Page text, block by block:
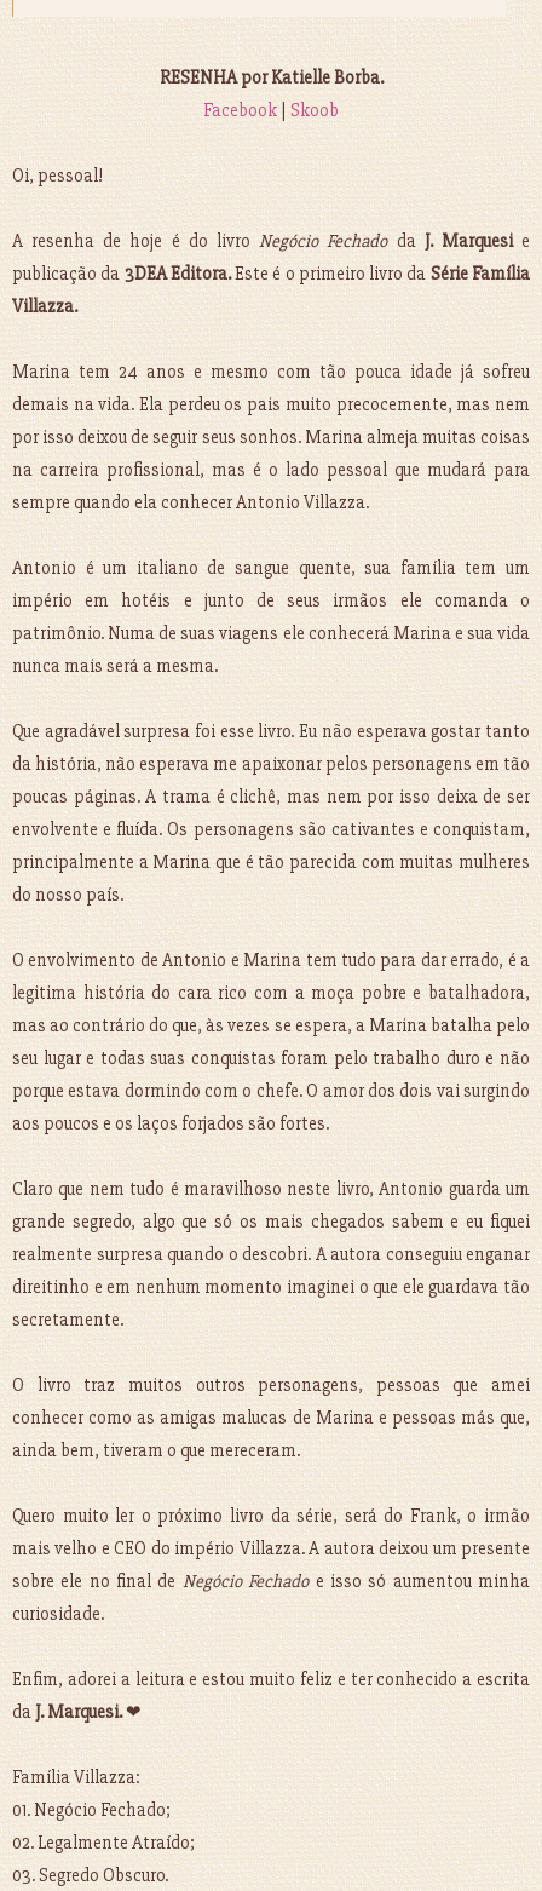
RESENHA por Katielle Borba.
Facebook|Skoob
Oi, pessoal!
A resenha de hoje é do livroNegócio FechadodaJ. Marquesie
publicação da 3DEA Editora.Este é o primeiro livro da Série Família
Villazza.
Marina tem 24 anos e mesmo com tão pouca idade já sofreu
demais na vida. Ela perdeu os pais muito precocemente, mas nem
por isso deixou de seguir seus sonhos. Marina almeja muitas coisas
na carreira profissional, mas é o lado pessoal que mudará para
sempre quando ela conhecer Antonio Villazza.
Antonio é um italiano de sangue quente, sua família tem um
império em hotéis e junto de seus irmãos ele comanda o
patrimônio. Numa de suas viagens ele conhecerá Marina e sua vida
nunca mais será a mesma.
Que agradável surpresa foi esse livro. Eu não esperava gostar tanto
da história, não esperava me apaixonar pelos personagens em tão
poucas páginas. A trama é clichê, mas nem por isso deixa de ser
envolvente e fluída. Os personagens são cativantes e conquistam,
principalmente a Marina que é tão parecida com muitas mulheres
do nosso país.
O envolvimento de Antonio e Marina tem tudo para dar errado, é a
legitima história do cara rico com a moça pobre e batalhadora,
mas ao contrário do que, às vezes se espera, a Marina batalha pelo
seu lugar e todas suas conquistas foram pelo trabalho duro e não
porque estava dormindo com o chefe. O amor dos dois vai surgindo
aos poucos e os laços forjados são fortes.
Claro que nem tudo é maravilhoso neste livro, Antonio guarda um
grande segredo, algo que só os mais chegados sabem e eu fiquei
realmente surpresa quando o descobri. A autora conseguiu enganar
direitinho e em nenhum momento imaginei o que ele guardava tão
secretamente.
O livro traz muitos outros personagens, pessoas que amei
conhecer como as amigas malucas de Marina e pessoas más que,
ainda bem, tiveram o que mereceram.
Quero muito ler o próximo livro da série, será do Frank, o irmão
mais velho e CEO do império Villazza. A autora deixou um presente
sobre ele no final de Negócio Fechadoe isso só aumentou minha
curiosidade.
Enfim, adorei a leitura e estou muito feliz e ter conhecido a escrita
da J. Marquesi.❤
Família Villazza:
01. Negócio Fechado;
02. Legalmente Atraído;
03. Segredo Obscuro.